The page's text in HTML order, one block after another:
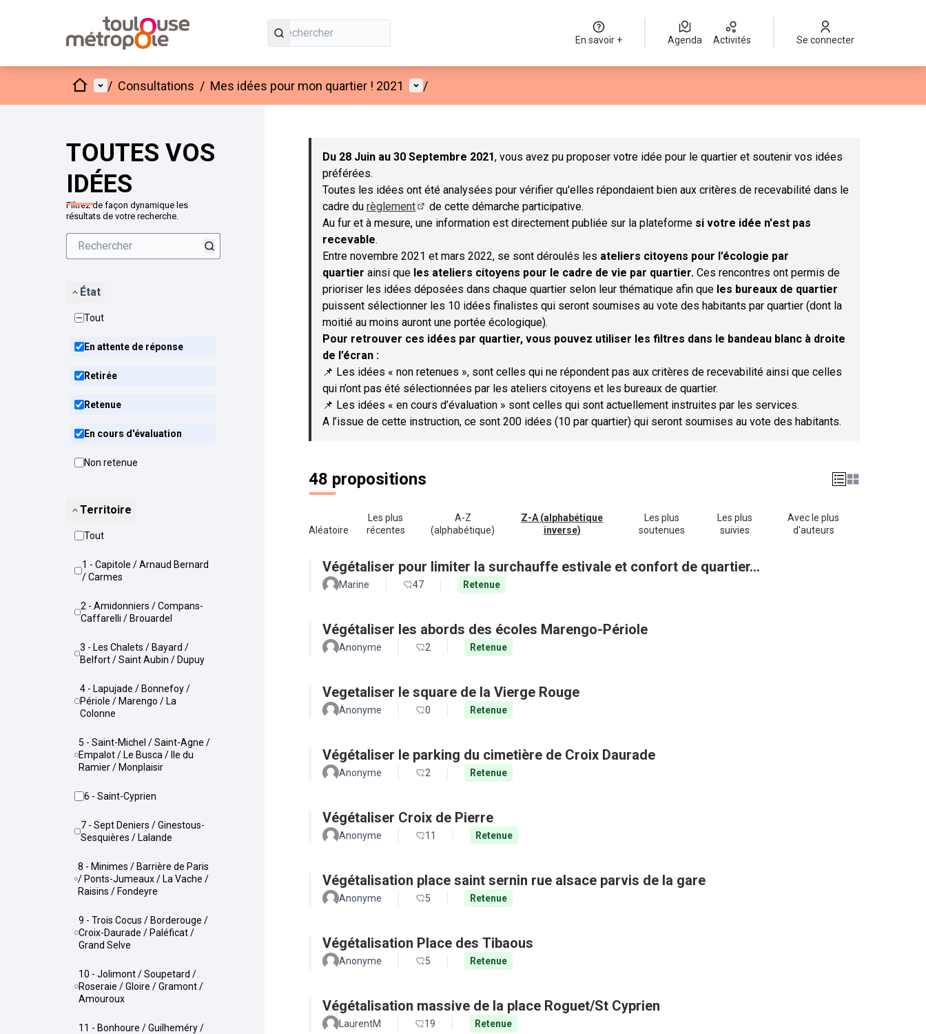
En savoir + Agenda Activités Se connecter
AccueilMenu principal
/ Consultations / Mes idées pour mon quartier ! 2021 Menu utilisateur
/
TOUTES VOS
IDÉES
Filtrez de façon dynamique les
résultats de votre recherche.
État
Tout
En attente de réponse
Retirée
Retenue
En cours d'évaluation
Non retenue
Territoire
Tout
1 - Capitole / Arnaud Bernard
/ Carmes
2 - Amidonniers / Compans-
Caffarelli / Brouardel
3 - Les Chalets / Bayard /
Belfort / Saint Aubin / Dupuy
4 - Lapujade / Bonnefoy /
Périole / Marengo / La
Colonne
5 - Saint-Michel / Saint-Agne /
Empalot / Le Busca / Ile du
Ramier / Monplaisir
6 - Saint-Cyprien
7 - Sept Deniers / Ginestous-
Sesquières / Lalande
8 - Minimes / Barrière de Paris
/ Ponts-Jumeaux / La Vache /
Raisins / Fondeyre
9 - Trois Cocus / Borderouge /
Croix-Daurade / Paléficat /
Grand Selve
10 - Jolimont / Soupetard /
Roseraie / Gloire / Gramont /
Amouroux
11 - Bonhoure / Guilheméry /
Passer la carte
Du 28 Juin au 30 Septembre 2021, vous avez pu proposer votre idée pour le quartier et soutenir vos idées
préférées.
Toutes les idées ont été analysées pour vérifier qu'elles répondaient bien aux critères de recevabilité dans le
cadre du règlement
(S'ouvre dans un nouvel onglet)
de cette démarche participative.
Au fur et à mesure, une information est directement publiée sur la plateforme si votre idée n'est pas
recevable.
Entre novembre 2021 et mars 2022, se sont déroulés les ateliers citoyens pour l’écologie par
quartier ainsi que les ateliers citoyens pour le cadre de vie par quartier. Ces rencontres ont permis de
prioriser les idées déposées dans chaque quartier selon leur thématique afin que les bureaux de quartier
puissent sélectionner les 10 idées finalistes qui seront soumises au vote des habitants par quartier (dont la
moitié au moins auront une portée écologique).
Pour retrouver ces idées par quartier, vous pouvez utiliser les filtres dans le bandeau blanc à droite
de l’écran :
📌 Les idées « non retenues », sont celles qui ne répondent pas aux critères de recevabilité ainsi que celles
qui n’ont pas été sélectionnées par les ateliers citoyens et les bureaux de quartier.
📌 Les idées « en cours d’évaluation » sont celles qui sont actuellement instruites par les services.
A l’issue de cette instruction, ce sont 200 idées (10 par quartier) qui seront soumises au vote des habitants.
48 propositions
Aléatoire
Les plus
récentes
A-Z
(alphabétique)
Z-A (alphabétique
inverse)
Les plus
soutenues
Les plus
suivies
Avec le plus
d'auteurs
Végétaliser pour limiter la surchauffe estivale et confort de quartier...
Marine 47 Retenue
Végétaliser les abords des écoles Marengo-Périole
Anonyme 2 Retenue
Vegetaliser le square de la Vierge Rouge
Anonyme 0 Retenue
Végétaliser le parking du cimetière de Croix Daurade
Anonyme 2 Retenue
Végétaliser Croix de Pierre
Anonyme 11 Retenue
Végétalisation place saint sernin rue alsace parvis de la gare
Anonyme 5 Retenue
Végétalisation Place des Tibaous
Anonyme 5 Retenue
Végétalisation massive de la place Roguet/St Cyprien
LaurentM 19 Retenue